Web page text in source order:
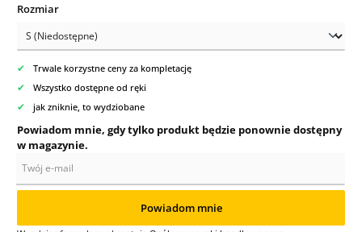
Wybierz
Rozmiar
✔ Trwale korzystne ceny za kompletację
✔ Wszystko dostępne od ręki
✔ jak zniknie, to wydziobane
Powiadom mnie, gdy tylko produkt będzie ponownie dostępny
w magazynie.
Powiadom mnie